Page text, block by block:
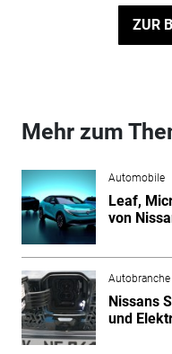
ZUR
Mehr zum
Automobile
Leaf,
von
Autobranche
Nissans
und